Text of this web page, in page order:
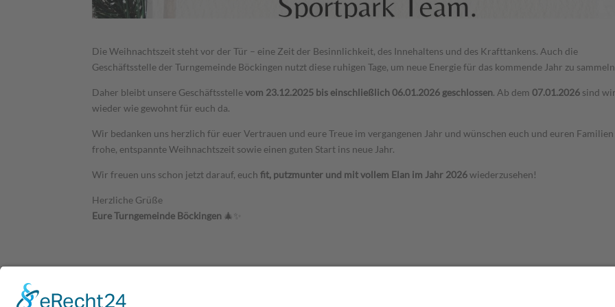
Die Weihnachtszeit steht vor der Tür – eine Zeit der Besinnlichkeit, des Innehaltens und des Krafttankens. Auch die
Geschäftsstelle der Turngemeinde Böckingen nutzt diese ruhigen Tage, um neue Energie für das kommende Jahr zu
Daher bleibt unsere Geschäftsstellevom 23.12.2025 bis einschließlich 06.01.2026 geschlossen. Ab dem07.01.2026 sind wir
wieder wie gewohnt für euch da.
Wir bedanken uns herzlich für euer Vertrauen und eure Treue im vergangenen Jahr und wünschen euch und euren
frohe, entspannte Weihnachtszeit sowie einen guten Start ins neue Jahr.
Wir freuen uns schon jetzt darauf, euchfit, putzmunter und mit vollem Elan im Jahr 2026wiederzusehen!
Herzliche Grüße
Eure Turngemeinde Böckingen 🎄✨